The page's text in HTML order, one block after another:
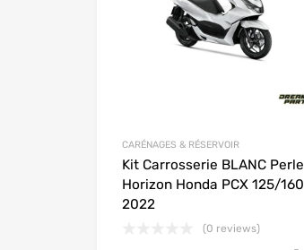
CARÉNAGES & RÉSERVOIR
Kit Carrosserie BLANC Perle
Horizon Honda PCX 125/160
2022
(0 reviews)